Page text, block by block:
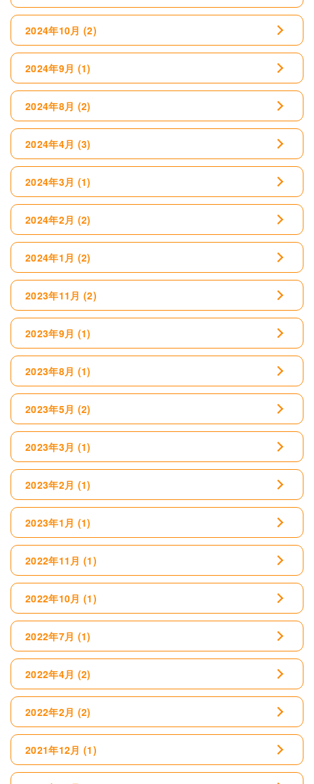
2024年10月 (2)
2024年9月 (1)
2024年8月 (2)
2024年4月 (3)
2024年3月 (1)
2024年2月 (2)
2024年1月 (2)
2023年11月 (2)
2023年9月 (1)
2023年8月 (1)
2023年5月 (2)
2023年3月 (1)
2023年2月 (1)
2023年1月 (1)
2022年11月 (1)
2022年10月 (1)
2022年7月 (1)
2022年4月 (2)
2022年2月 (2)
2021年12月 (1)